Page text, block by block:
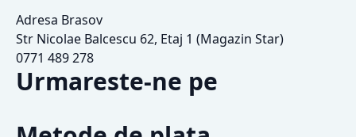
Adresa Brasov
Str Nicolae Balcescu 62, Etaj 1 (Magazin Star)
0771 489 278
Urmareste-ne pe